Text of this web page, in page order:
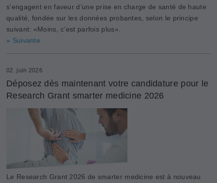
s’engagent en faveur d’une prise en charge de santé de haute
qualité, fondée sur les données probantes, selon le principe
suivant: «Moins, c’est parfois plus».
» Suivante
02. juin 2026
Déposez dès maintenant votre candidature pour le
Research Grant smarter medicine 2026
Le Research Grant 2026 de smarter medicine est à nouveau